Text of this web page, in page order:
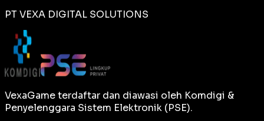
PT VEXA DIGITAL SOLUTIONS
VexaGame terdaftar dan diawasi oleh Komdigi &
Penyelenggara Sistem Elektronik (PSE).